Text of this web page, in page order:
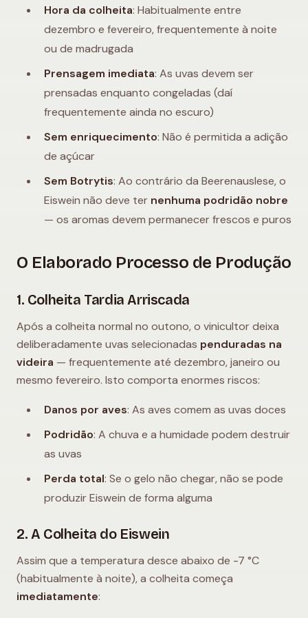
Hora da colheita: Habitualmente entre
dezembro e fevereiro, frequentemente à noite
ou de madrugada
Prensagem imediata: As uvas devem ser
prensadas enquanto congeladas (daí
frequentemente ainda no escuro)
Sem enriquecimento: Não é permitida a adição
de açúcar
Sem Botrytis: Ao contrário da Beerenauslese, o
Eiswein não deve ter nenhuma podridão nobre
— os aromas devem permanecer frescos e puros
O Elaborado Processo de Produção
1. Colheita Tardia Arriscada
Após a colheita normal no outono, o vinicultor deixa
deliberadamente uvas selecionadas penduradas na
videira — frequentemente até dezembro, janeiro ou
mesmo fevereiro. Isto comporta enormes riscos:
Danos por aves: As aves comem as uvas doces
Podridão: A chuva e a humidade podem destruir
as uvas
Perda total: Se o gelo não chegar, não se pode
produzir Eiswein de forma alguma
2. A Colheita do Eiswein
Assim que a temperatura desce abaixo de -7 °C
(habitualmente à noite), a colheita começa
imediatamente: